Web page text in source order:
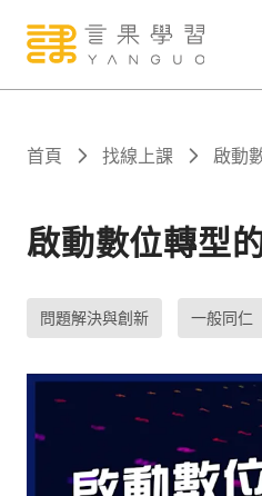
關於
服務
課程
報名
首頁 找線上課 啟動
啟動數位轉型
問題解決與創新 一般同仁